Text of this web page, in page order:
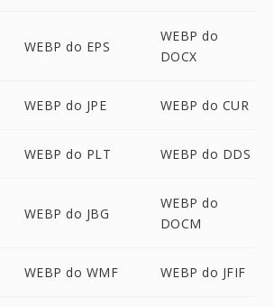
WEBP do EPS
WEBP do
DOCX
WEBP do JPE WEBP do CUR
WEBP do PLT WEBP do DDS
WEBP do JBG
WEBP do
DOCM
WEBP do WMF WEBP do JFIF